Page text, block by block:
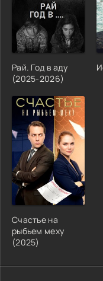
Рай. Год в аду
(2025-2026)
Счастье на
рыбьем меху
(2025)